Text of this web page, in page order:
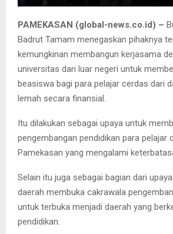
PAMEKASAN (global-news.co.id) –
Badrut Tamam menegaskan pihaknya
kemungkinan membangun kerjasama
universitas dari luar negeri untuk
beasiswa bagi para pelajar cerdas dari
lemah secara finansial.
Itu dilakukan sebagai upaya untuk
pengembangan pendidikan para pelajar
Pamekasan yang mengalami
Selain itu juga sebagai bagian dari
daerah membuka cakrawala
untuk terbuka menjadi daerah yang
pendidikan.